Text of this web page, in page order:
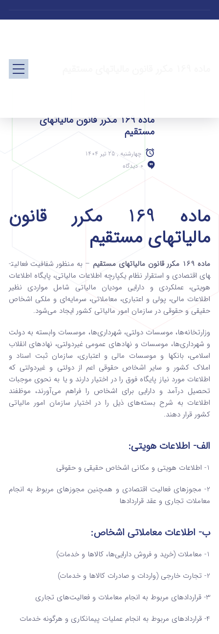
ماده 169 مکرر قانون مالیاتهای
مستقیم
چهارشنبه , 25 تیر 1404
0 دیدگاه
ماده 169 مکرر قانون
مالیاتهای مستقیم
ماده 169 مکرر قانون مالیاتهای مستقیم
– به منظور شفافیت فعالیت­
های اقتصادی و استقرار نظام یکپارچه اطلاعات مالیاتی، پایگاه اطلاعات
هویتی، عملکردی و دارایی مودیان مالیاتی شامل مواردی نظیر
اطلاعات مالی، پولی و اعتباری، معاملاتی، سرمایه‌ای و ملکی اشخاص
حقیقی و حقوقی در سازمان امور مالیاتی کشور ایجاد می‌شود.
وزارتخانه‌ها، موسسات دولتی، شهرداری‌ها، موسسات وابسته به دولت
و شهرداری‌ها، موسسات و نهادهای عمومی غیردولتی، نهادهای انقلاب
اسلامی، بانکها و موسسات مالی و اعتباری، سازمان ثبت اسناد و
املاک کشور و سایر اشخاص حقوقی اعم از دولتی و غیردولتی که
اطلاعات مورد نیاز پایگاه فوق را در اختیار دارند و یا به نحوی موجبات
تحصیل درآمد و دارایی برای اشخاص را فراهم می‌آورند، موظفند
اطلاعات به شرح بسته‌های ذیل را در اختیار سازمان امور مالیاتی
کشور قرار دهند.
الف- اطلاعات هویتی:
1- اطلاعات هویتی و مکانی اشخاص حقیقی و حقوقی
2- مجوزهای فعالیت اقتصادی و همچنین مجوزهای مربوط به انجام
معاملات تجاری و عقد قراردادها
ب- اطلاعات معاملاتی اشخاص:
1- معاملات (خرید و فروش دارایی‌ها، کالاها و خدمات)
2- تجارت خارجی (واردات و صادرات کالاها و خدمات)
3- قراردادهای مربوط به انجام معاملات و فعالیت‌های تجاری
4- قراردادهای مربوط به انجام عملیات پیمانکاری و هرگونه خدمات